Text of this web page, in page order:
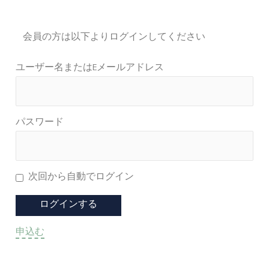
会員の方は以下よりログインしてください
ユーザー名またはEメールアドレス
パスワード
次回から自動でログイン
申込む